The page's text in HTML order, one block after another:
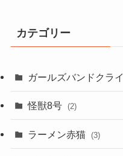
カテゴリー
ガールズバンドクライ
怪獣8号 (2)
ラーメン赤猫 (3)